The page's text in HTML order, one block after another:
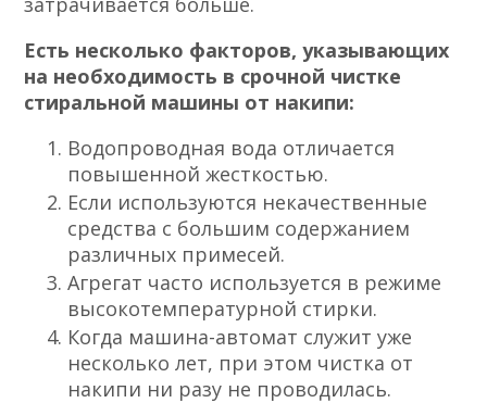
Есть несколько факторов, указывающих
на необходимость в срочной чистке
стиральной машины от накипи:
Водопроводная вода отличается
повышенной жесткостью.
Если используются некачественные
средства с большим содержанием
различных примесей.
Агрегат часто используется в режиме
высокотемпературной стирки.
Когда машина-автомат служит уже
несколько лет, при этом чистка от
накипи ни разу не проводилась.